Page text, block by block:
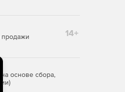
14+
основе сбора,